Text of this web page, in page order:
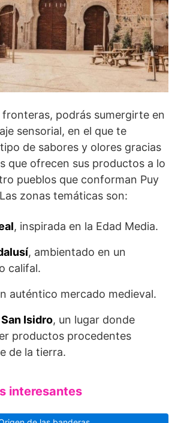
fronteras, podrás sumergirte en
sensorial, en el que te
de sabores y olores gracias
que ofrecen sus productos a lo
pueblos que conforman Puy
zonas temáticas son:
, inspirada en la Edad Media.
, ambientado en un
califal.
auténtico mercado medieval.
Isidro, un lugar donde
productos procedentes
de la tierra.
interesantes